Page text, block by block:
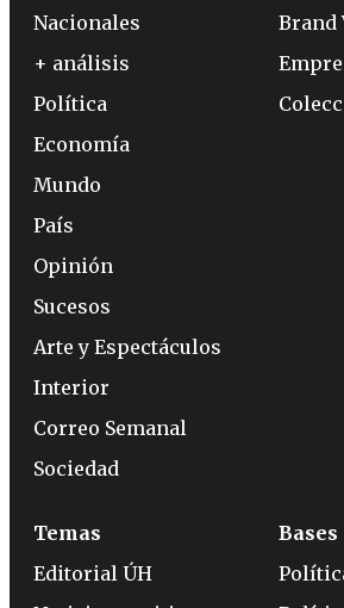
Nacionales
+ análisis
Política
Economía
Mundo
País
Opinión
Sucesos
Arte y Espectáculos
Interior
Correo Semanal
Sociedad
Brand
Temas
Editorial ÚH